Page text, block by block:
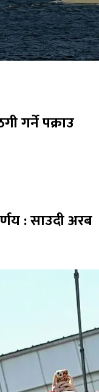
गर्ने पक्राउ
: साउदी अरब